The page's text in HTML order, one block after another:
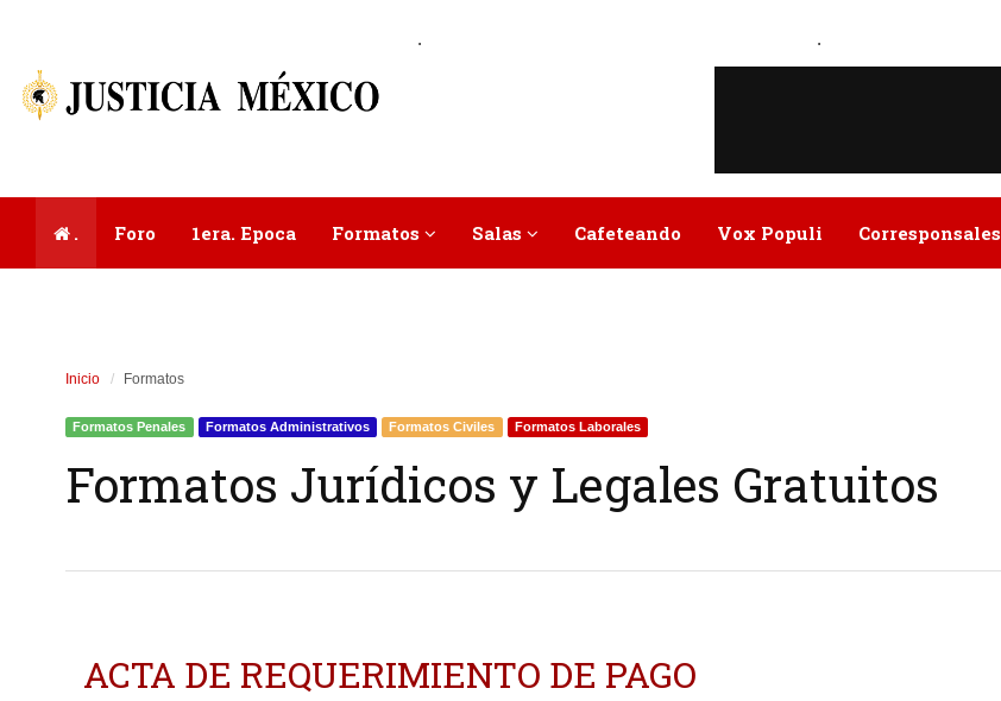
. .
. Foro 1era. Epoca Formatos Salas Cafeteando Vox Populi Corresponsales
Inicio Formatos
Formatos Penales Formatos Administrativos Formatos Civiles Formatos Laborales
Formatos Jurídicos y Legales Gratuitos
ACTA DE REQUERIMIENTO DE PAGO